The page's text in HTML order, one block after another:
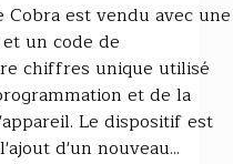
est vendu avec une
un code de
chiffres unique utilisé
et de la
Le dispositif est
d'un nouveau...